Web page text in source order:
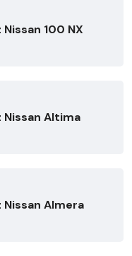
100 NX
Altima
Almera